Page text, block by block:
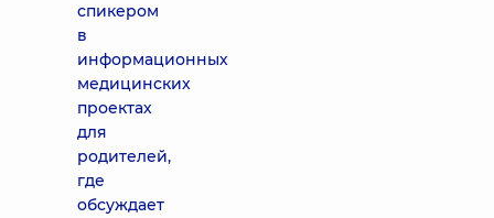
спикером
в
информационных
медицинских
проектах
для
родителей,
где
обсуждает